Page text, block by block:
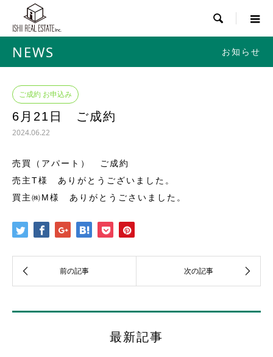

NEWS お知らせ
ご成約 お申込み
6月21日 ご成約
2024.06.22
売買（アパート） ご成約
売主T様 ありがとうございました。
買主㈱M様 ありがとうごさいました。
最新記事